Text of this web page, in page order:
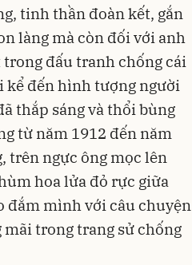
tinh thần đoàn kết, gắn
làng mà còn đối với anh
đấu tranh chống cái
kể đến hình tượng người
thắp sáng và thổi bùng
từ năm 1912 đến năm
trên ngực ông mọc lên
hoa lửa đỏ rực giữa
đắm mình với câu chuyện
mãi trong trang sử chống